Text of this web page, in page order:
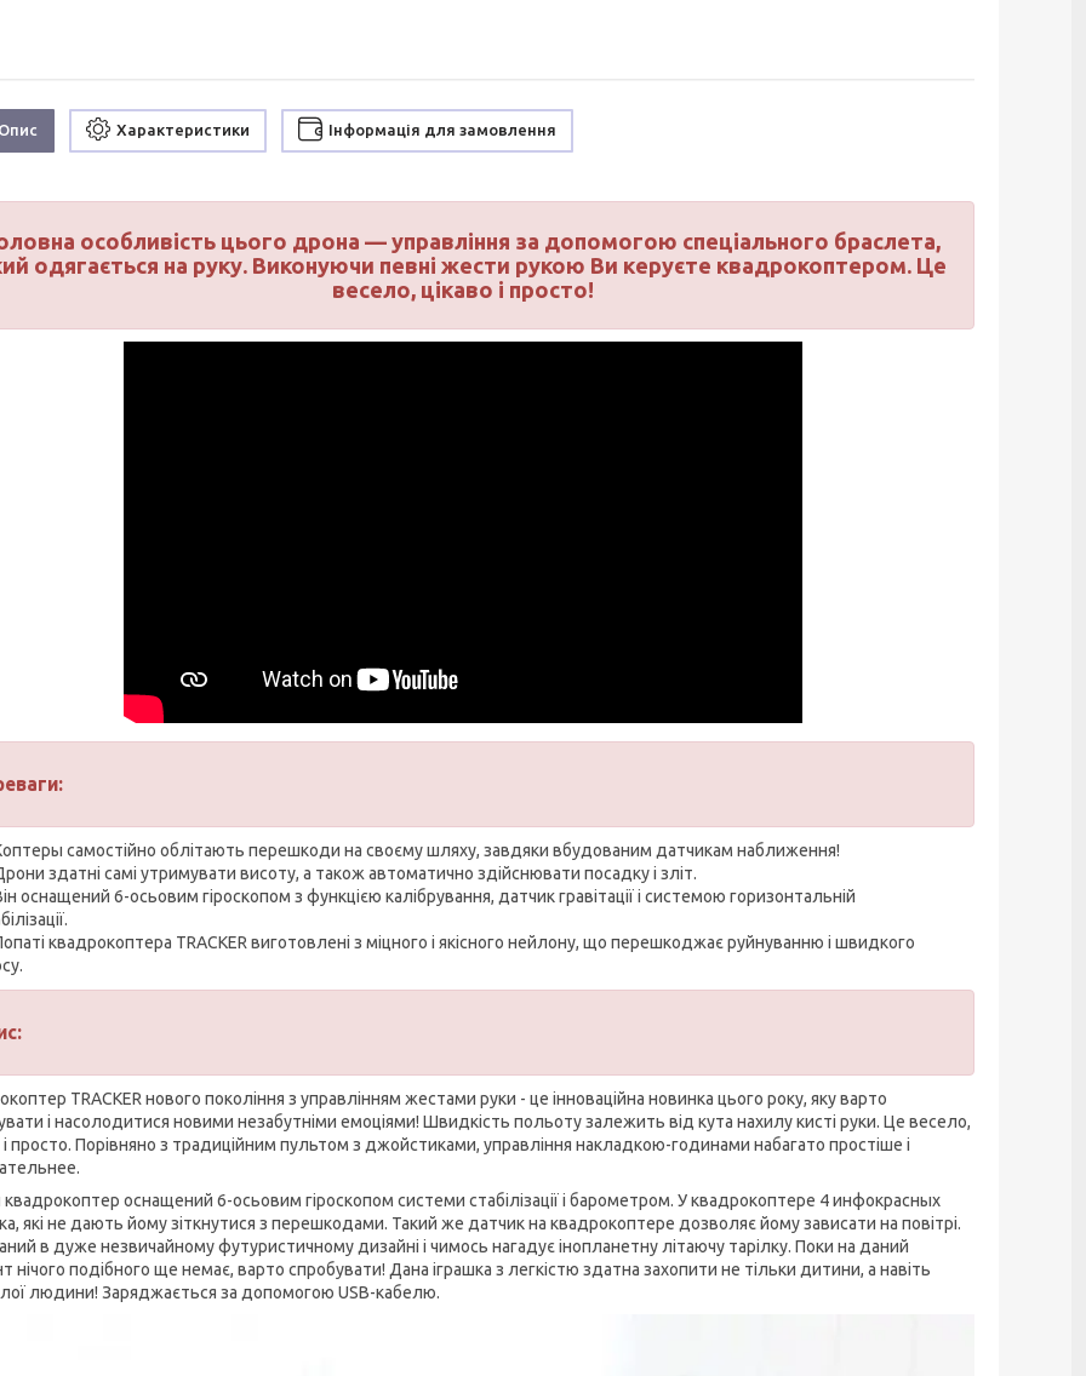
Характеристики Інформація для замовлення
особливість цього дрона — управління за допомогою спеціального браслета,
одягається на руку. Виконуючи певні жести рукою Ви керуєте квадрокоптером. Це
весело, цікаво і просто!
самостійно облітають перешкоди на своєму шляху, завдяки вбудованим датчикам наближення!
здатні самі утримувати висоту, а також автоматично здійснювати посадку і зліт.
оснащений 6-осьовим гіроскопом з функцією калібрування, датчик гравітації і системою горизонтальній
квадрокоптера TRACKER виготовлені з міцного і якісного нейлону, що перешкоджає руйнуванню і швидкого
TRACKER нового покоління з управлінням жестами руки - це інноваційна новинка цього року, яку варто
і насолодитися новими незабутніми емоціями! Швидкість польоту залежить від кута нахилу кисті руки. Це весело,
і просто. Порівняно з традиційним пультом з джойстиками, управління накладкою-годинами набагато простіше і
оснащений 6-осьовим гіроскопом системи стабілізації і барометром. У квадрокоптере 4 инфокрасных
які не дають йому зіткнутися з перешкодами. Такий же датчик на квадрокоптере дозволяє йому зависати на повітрі.
в дуже незвичайному футуристичному дизайні і чимось нагадує інопланетну літаючу тарілку. Поки на даний
нічого подібного ще немає, варто спробувати! Дана іграшка з легкістю здатна захопити не тільки дитини, а навіть
людини! Заряджається за допомогою USB-кабелю.